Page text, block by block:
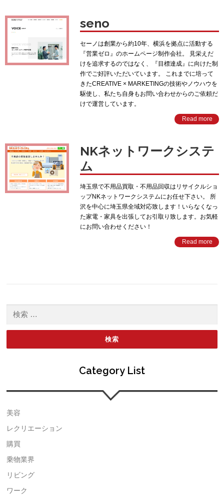
seno
セーノは創業から約10年、横浜を拠点に活動する
『営業ゼロ』のホームページ制作会社。 見栄えだ
けを追求するのではなく、『目標達成』に向けた制
作でご好評いただいています。 これまでに培って
きたCREATIVE × MARKETINGの技術やノウハウを
駆使し、私たち自身もお問い合わせからのご依頼だ
けで運営しています。
Read more
NKネットワークシステ
ム
埼玉県で不用品買取・不用品回収はリサイクルショ
ップNKネットワークシステムにお任せ下さい。 所
沢を中心に埼玉県全域対応致します！いらなくなっ
た家電・家具を出張してお引取り致します。お気軽
にお問い合わせください！
Read more
検索:
Category List
美容
レクリエーション
購買
乗物業界
リビング
ワーク